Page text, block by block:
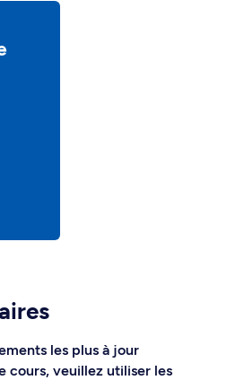
les plus à jour
cours, veuillez utiliser les